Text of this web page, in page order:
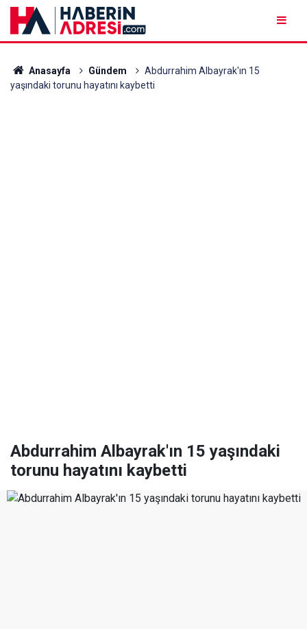
Anasayfa Gündem
Abdurrahim Albayrak'ın 15
yaşındaki torunu hayatını kaybetti
Abdurrahim Albayrak'ın 15 yaşındaki
torunu hayatını kaybetti